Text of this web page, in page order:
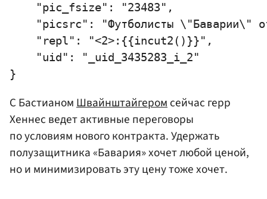
    "pic_fsize": "23483",
"picsrc": "Футболисты \"Баварии\"
    "repl": "<2>:{{incut2()}}",
    "uid": "_uid_3435283_i_2"
С Бастианом Швайнштайгером сейчас герр
Хеннес ведет активные переговоры
по условиям нового контракта. Удержать
полузащитника «Бавария» хочет любой ценой,
но и минимизировать эту цену тоже хочет.